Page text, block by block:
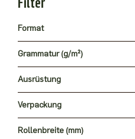
Format
Grammatur (g/m²)
Ausrüstung
Verpackung
Rollenbreite (mm)